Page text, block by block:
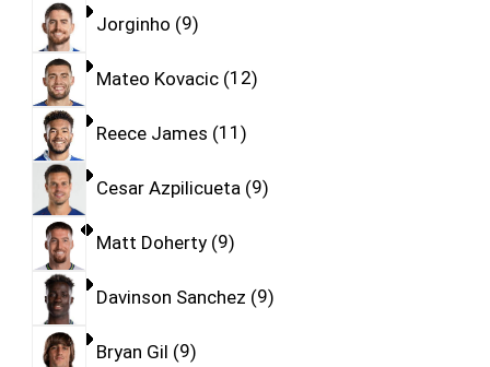
Jorginho 9
Mateo Kovacic 12
Reece James 11
Cesar Azpilicueta 9
Matt Doherty 9
Davinson Sanchez 9
Bryan Gil 9